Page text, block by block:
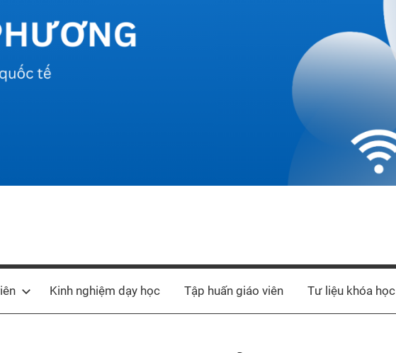
Kinh nghiệm dạy học Tập huấn giáo viên Tư liệu khóa học